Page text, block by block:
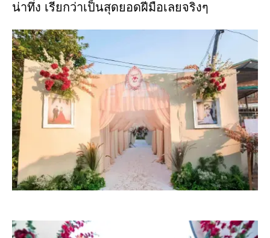
น่าทึ่ง เรียกว่าเป็นสุดยอดฝีมือเลยจริงๆ